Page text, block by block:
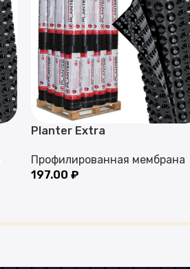
Planter Extra
Профилированная мембрана
197.00 ₽